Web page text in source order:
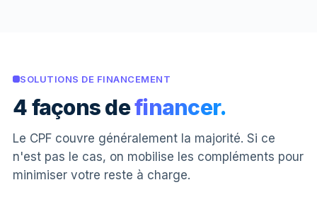
SOLUTIONS DE FINANCEMENT
4 façons definancer.
Le CPF couvre généralement la majorité. Si ce
n'est pas le cas, on mobilise les compléments pour
minimiser votre reste à charge.